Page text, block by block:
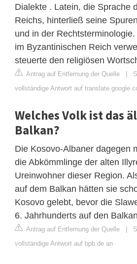
Dialekte . Latein, die Sprache
Reichs, hinterließ seine
und in der
im Byzantinischen Reich
steuerte den religiösen
Antrag auf Entfernung der Quelle |
vollständige Antwort auf
Welches Volk ist das
Balkan?
Die Kosovo-Albaner dagegen
die Abkömmlinge der alten
Ureinwohner dieser Region.
auf dem Balkan hätten sie
Kosovo gelebt, bevor die
6. Jahrhunderts auf den
Antrag auf Entfernung der Quelle |
vollständige Antwort auf bpb.de an